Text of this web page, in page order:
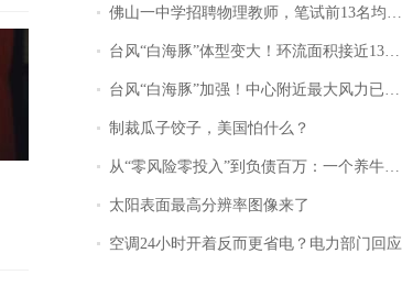
佛山一中学招聘物理教师，笔试前13名均遭淘汰？教育局：已叫停招聘，成立调查组全面核查
台风“白海豚”体型变大！环流面积接近13个浙江那么大
台风“白海豚”加强！中心附近最大风力已达15级 最新研判
制裁瓜子饺子，美国怕什么？
从“零风险零投入”到负债百万：一个养牛项目崩盘后，谁该为农户的贷款买单丨红星调查
太阳表面最高分辨率图像来了
空调24小时开着反而更省电？电力部门回应